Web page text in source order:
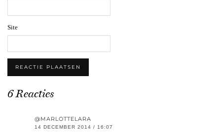
Site
6 Reacties
@MARLOTTELARA
14 DECEMBER 2014 / 16:07